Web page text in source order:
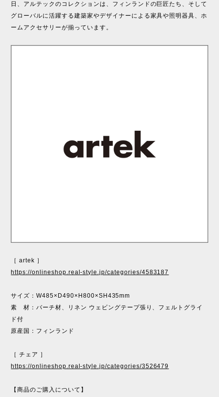
日、アルテックのコレクションは、フィンランドの巨匠たち、そして
グローバルに活躍する建築家やデザイナーによる家具や照明器具、ホ
ームアクセサリーが揃っています。
［ artek ］
https://onlineshop.real-style.jp/categories/4583187
サイズ：W485×D490×H800×SH435mm
素 材：バーチ材、リネン ウェビングテープ張り、フェルトグライ
ド付
原産国：フィンランド
［ チェア ］
https://onlineshop.real-style.jp/categories/3526479
【商品のご購入について】